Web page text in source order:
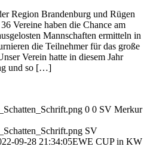
Region Brandenburg und Rügen
Vereine haben die Chance am
Mannschaften ermitteln in
die Teilnehmer für das große
Verein hatte in diesem Jahr
und so […]
0 0 SV Merkur
SV
09-28 21:34:05EWE CUP in KW